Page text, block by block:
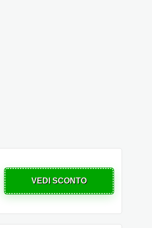
VEDI SCONTO